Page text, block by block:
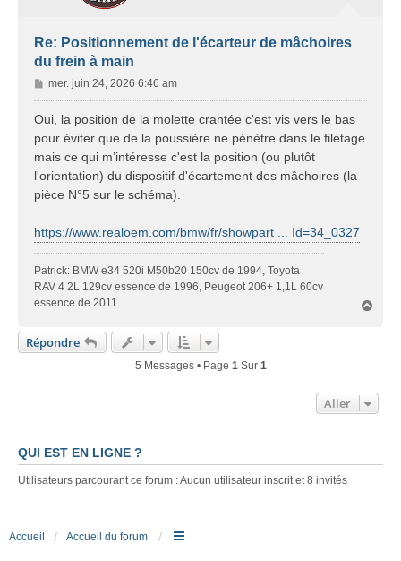
Re: Positionnement de l'écarteur de mâchoires
du frein à main
M
e
a
g
e
mer. juin 24, 2026 6:46 am
Oui, la position de la molette crantée c'est vis vers le bas
pour éviter que de la poussière ne pénètre dans le filetage
mais ce qui m’intéresse c'est la position (ou plutôt
l'orientation) du dispositif d'écartement des mâchoires (la
pièce N°5 sur le schéma).
https://www.realoem.com/bmw/fr/showpart ... Id=34_0327
Patrick: BMW e34 520i M50b20 150cv de 1994, Toyota
RAV 4 2L 129cv essence de 1996, Peugeot 206+ 1,1L 60cv
essence de 2011.
Répondre
5 Messages • Page 1 Sur 1
Aller
QUI EST EN LIGNE ?
Utilisateurs parcourant ce forum : Aucun utilisateur inscrit et 8 invités
Accueil Accueil du forum